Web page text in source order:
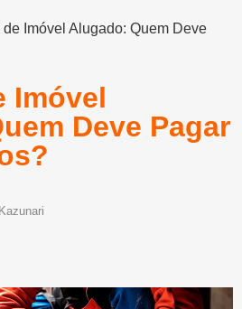
de Imóvel Alugado: Quem Deve
Imóvel
Deve Pagar